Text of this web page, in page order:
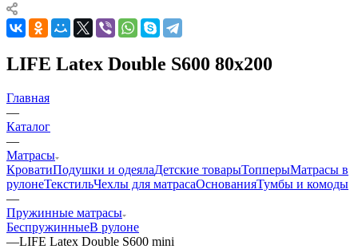
LIFE Latex Double S600 80x200
Главная
—
Каталог
—
Матрасы
КроватиПодушки и одеялаДетские товарыТопперыМатрасы в
рулонеТекстильЧехлы для матрасаОснованияТумбы и комоды
—
Пружинные матрасы
БеспружинныеВ рулоне
—LIFE Latex Double S600 mini